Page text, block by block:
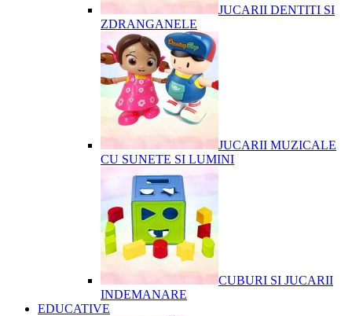
JUCARII DENTITI SI
ZDRANGANELE
JUCARII MUZICALE
CU SUNETE SI LUMINI
CUBURI SI JUCARII
INDEMANARE
EDUCATIVE